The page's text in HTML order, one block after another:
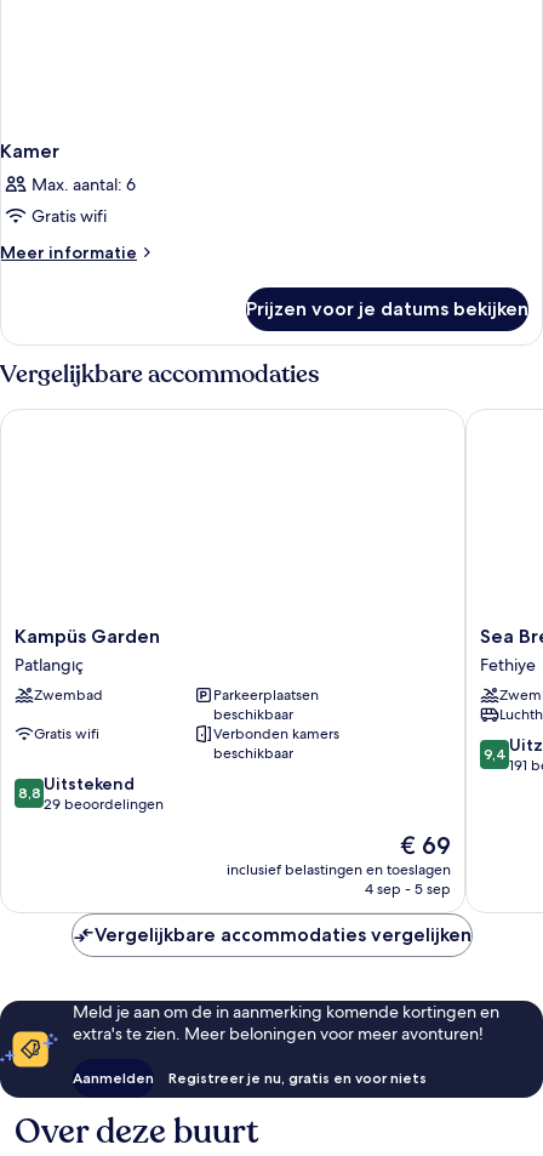
Kamer
Max. aantal: 6
Gratis wifi
Meer informatie
Meer
Prijzen voor je datums bekijken
Vergelijkbare accommodaties
Kampüs
Garden
Patlangıç
Kampüs Garden
Patlangıç
Zwembad
Parkeerplaatsen
beschikbaar
Gratis wifi
Verbonden kamers
beschikbaar
8.8
van
8,8 Uitstekend
29 beoordelingen
De
prijs
is
€ 69
inclusief belastingen en toeslagen
4 sep - 5 sep
Kampüs Garden
Sea
Breeze
Hotel
&
Fethiye
Sea
Fethiye
9.4
van
9,4
191
Sea
Vergelijkbare accommodaties vergelijken
Meld je aan om de in aanmerking komende kortingen en
extra's te zien. Meer beloningen voor meer avonturen!
Aanmelden Registreer je nu, gratis en voor niets
Over deze buurt